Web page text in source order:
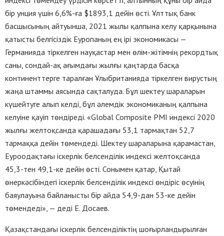
бір унция үшін 6,6%-ға $1893,1 дейін өсті. Ұлттық банк
басшысының айтуынша, 2021 жылы қалпына келу қарқынына
қатысты белгісіздік Еуропаның ең ірі экономикасы —
Германияда тіркелген науқастар мен өлім-жітімнің рекордтық
саны, сондай-ақ ағымдағы жылғы қаңтарда басқа
континенттерге таралған Ұлыбританияда тіркелген вирустың
жаңа штаммы аясында сақталуда. Бұл шектеу шараларын
күшейтуге алып келді, бұл әлемдік экономиканың қалпына
келуіне қауіп төндіреді. «Global Composite PMI индексі 2020
жылғы желтоқсанда қарашадағы 53,1 тармақтан 52,7
тармаққа дейін төмендеді. Шектеу шараларына қарамастан,
Еуроодақтағы іскерлік белсенділік индексі желтоқсанда
45,3-тен 49,1-ке дейін өсті. Сонымен қатар, Қытай
өнеркәсібіндегі іскерлік белсенділік индексі өндіріс өсуінің
баяулауына байланысты бір айда 54,9-дан 53-ке дейін
төмендеді», — деді Е. Досаев.
Қазақстандағы іскерлік белсенділіктің шоғырландырылған